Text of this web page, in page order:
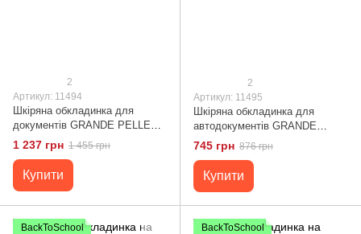
2
Артикул: 11494
Шкіряна обкладинка для
документів GRANDE PELLE
11494 Чорний
1 237 грн 1 455 грн
Купити
2
Артикул: 11495
Шкіряна обкладинка для
автодокументів GRANDE
PELLE 11495 Чорний
745 грн 876 грн
Купити
BackToSchool
BackToSchool